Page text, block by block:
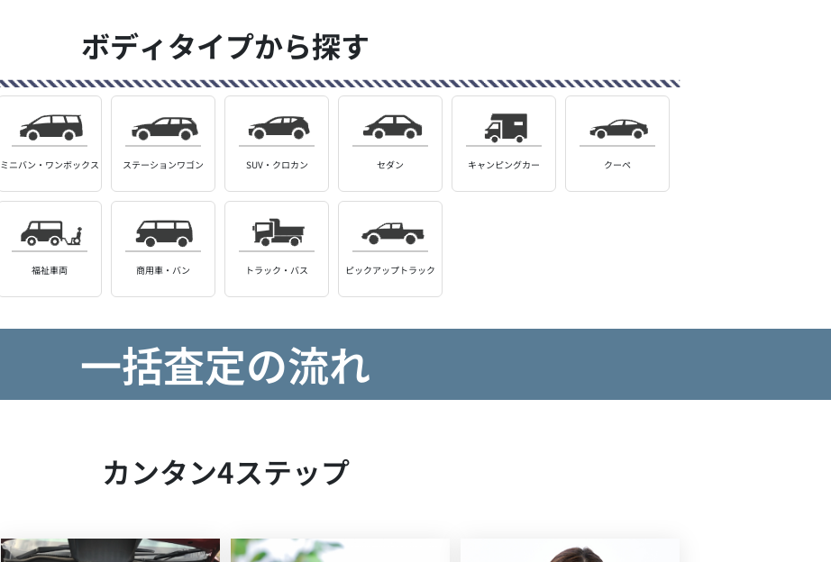
ボディタイプから探す
ミニバン・ ワンボックス ステーションワゴン SUV・クロカン セダン キャンピングカー クーペ
福祉車両 商用車・バン トラック・バス ピックアップ トラック
一括査定の流れ
カンタン4ステップ